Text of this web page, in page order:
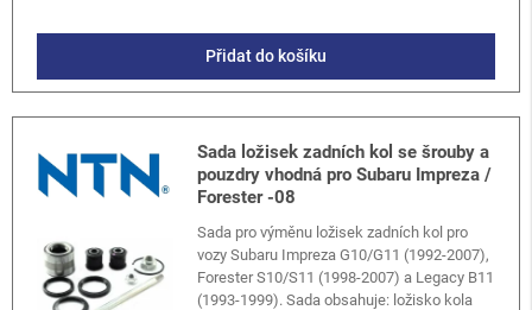
Přidat do košíku
Sada ložisek zadních kol se šrouby a
pouzdry vhodná pro Subaru Impreza /
Forester -08
Sada pro výměnu ložisek zadních kol pro
vozy Subaru Impreza G10/G11 (1992-2007),
Forester S10/S11 (1998-2007) a Legacy B11
(1993-1999). Sada obsahuje: ložisko kola